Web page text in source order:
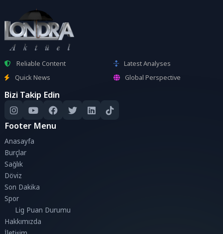
Reliable Content
Latest Analyses
Quick News
Global Perspective
Bizi Takip Edin
Footer Menu
Anasayfa
Burçlar
Sağlık
Döviz
Son Dakika
Spor
Lig Puan Durumu
Hakkımızda